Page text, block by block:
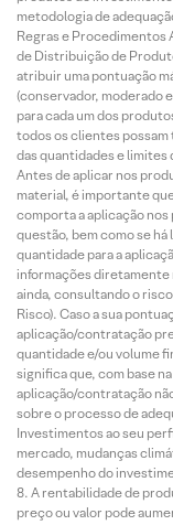
metodologia de
Regras e Procedimentos
de Distribuição de
atribuir uma pontuação
(conservador, moderado
para cada um dos
todos os clientes
das quantidades e limites
Antes de aplicar nos
material, é importante
comporta a aplicação
questão, bem como se
quantidade para a
informações diretamente
ainda, consultando o
Risco). Caso a sua
aplicação/contratação
quantidade e/ou volume
significa que, com base
aplicação/contratação
sobre o processo de
Investimentos ao seu
mercado, mudanças
desempenho do
A rentabilidade de
preço ou valor pode